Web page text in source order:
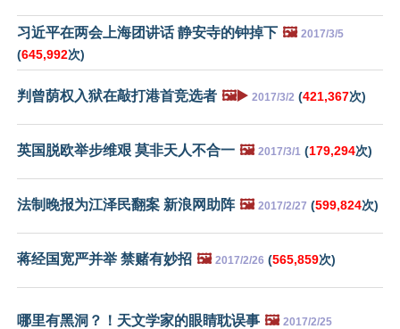
习近平在两会上海团讲话 静安寺的钟掉下 🖼️ 2017/3/5
(645,992次)
判曾荫权入狱在敲打港首竞选者 🖼️▶️ 2017/3/2 (421,367次)
英国脱欧举步维艰 莫非天人不合一 🖼️ 2017/3/1 (179,294次)
法制晚报为江泽民翻案 新浪网助阵 🖼️ 2017/2/27 (599,824次)
蒋经国宽严并举 禁赌有妙招 🖼️ 2017/2/26 (565,859次)
哪里有黑洞？！天文学家的眼睛耽误事 🖼️ 2017/2/25